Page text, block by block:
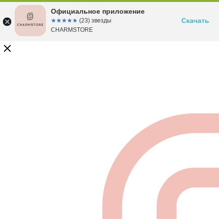
Официальное приложение
☆☆☆☆☆
★★★★★ (23) звезды
CHARMSTORE
Скачать